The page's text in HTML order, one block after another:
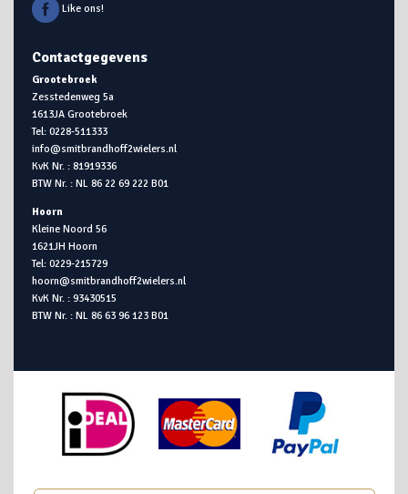
Like ons!
Contactgegevens
Grootebroek
Zesstedenweg 5a
1613JA Grootebroek
Tel: 0228-511333
info@smitbrandhoff2wielers.nl
KvK Nr. : 81919336
BTW Nr. : NL 86 22 69 222 B01
Hoorn
Kleine Noord 56
1621JH Hoorn
Tel: 0229-215729
hoorn@smitbrandhoff2wielers.nl
KvK Nr. : 93430515
BTW Nr. : NL 86 63 96 123 B01